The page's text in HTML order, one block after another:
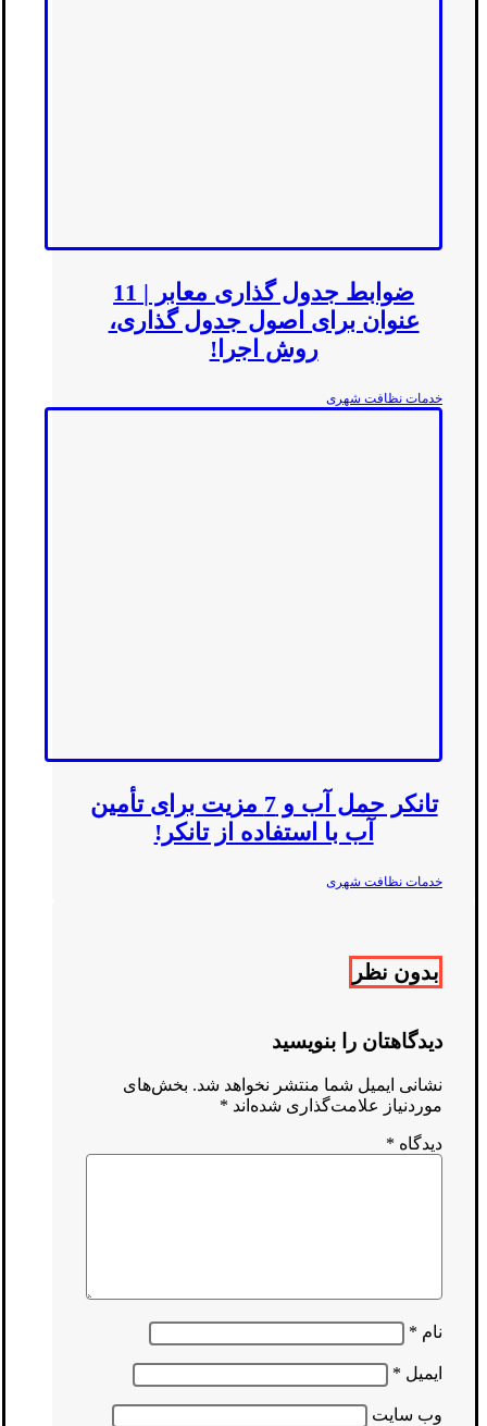
ضوابط جدول گذاری معابر | 11
عنوان برای اصول جدول گذاری،
روش اجرا!
خدمات نظافت شهری
تانکر حمل آب و 7 مزیت برای تأمین
آب با استفاده از تانکر!
خدمات نظافت شهری
بدون نظر
دیدگاهتان را بنویسید
نشانی ایمیل شما منتشر نخواهد شد. بخش‌های
موردنیاز علامت‌گذاری شده‌اند *
دیدگاه *
نام *
ایمیل *
وب‌ سایت